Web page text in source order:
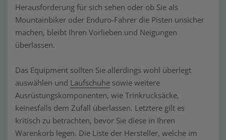
Herausforderung für sich sehen oder ob Sie als
Mountainbiker oder Enduro-Fahrer die Pisten unsicher
machen, bleibt Ihren Vorlieben und Neigungen
überlassen.
Das Equipment sollten Sie allerdings wohl überlegt
auswählen und Laufschuhe sowie weitere
Ausrüstungskomponenten, wie Trinkrucksäcke,
keinesfalls dem Zufall überlassen. Letztere gilt es
kritisch zu betrachten, bevor Sie diese in Ihren
Warenkorb legen. Die Liste der Hersteller, welche im